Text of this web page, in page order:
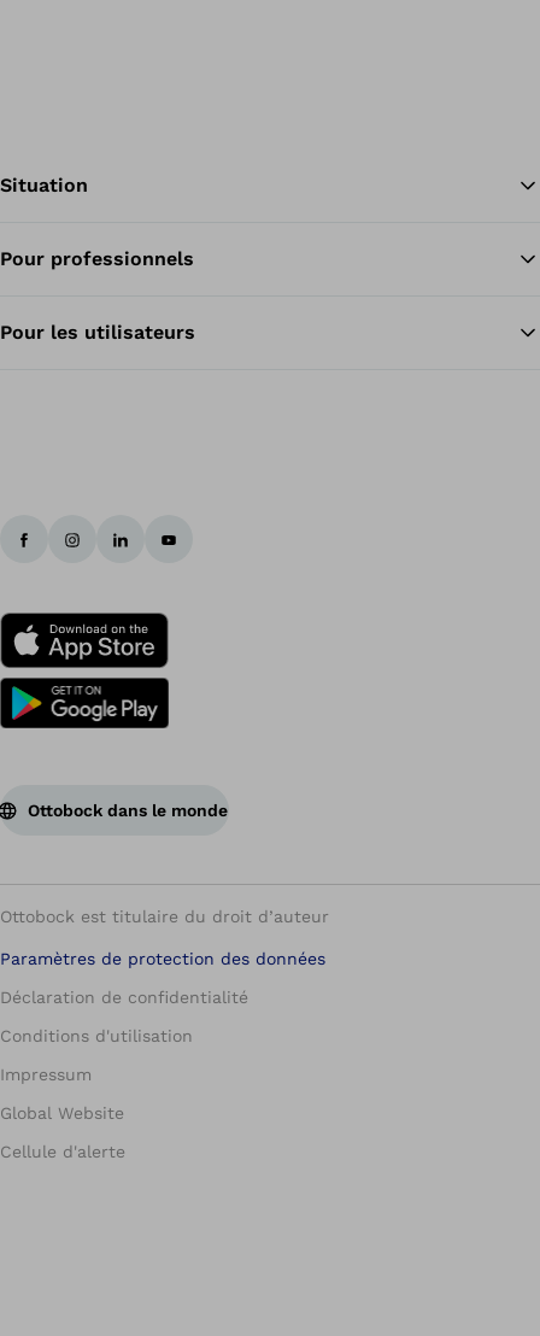
Situation
Pour professionnels
Pour les utilisateurs
Ottobock dans le monde
Ottobock est titulaire du droit d’auteur
Paramètres de protection des données
Déclaration de confidentialité
Conditions d'utilisation
Impressum
Global Website
Cellule d'alerte